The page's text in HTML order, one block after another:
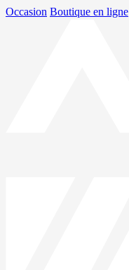
Occasion Boutique en ligne